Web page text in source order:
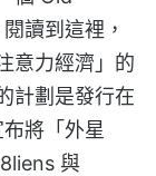
讀到這裡，
意力經濟」的
計劃是發行在
將「外星
與